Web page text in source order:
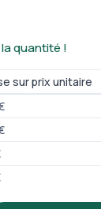
quantité !
sur prix unitaire